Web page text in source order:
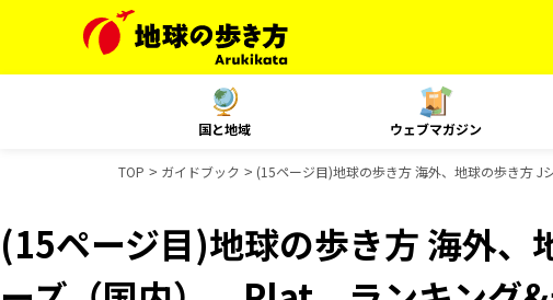
国と地域 ウェブマガジン
TOP ガイドブック (15ページ目)地球の歩き方 海外、地球の歩き方 J
(15ページ目)地球の歩き方 海外、